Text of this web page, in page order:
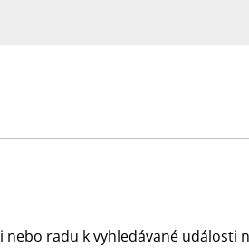
radu k vyhledávané události